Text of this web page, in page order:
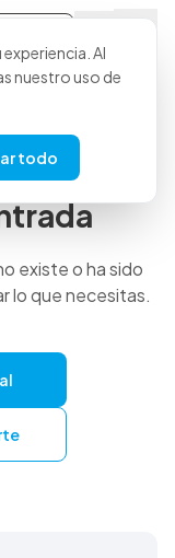
existe o ha sido
lo que necesitas.
Al
nuestro uso de
todo